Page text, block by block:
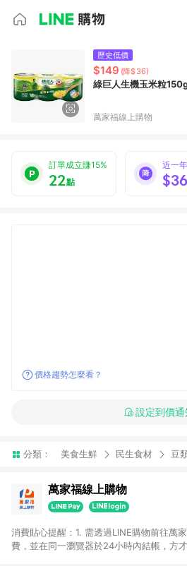
歷史低價
$149 (降$36)
綠巨人生機玉米粒
萬家福線上購物
訂單成立賺15%
22點
近一
$36
價格趨勢怎麼看？
設定到價通
分類： 美食生鮮 民生食材 豆
萬家福線上購物
消費貼心提醒：1. 需透過LINE購物前往萬
費，並在同一瀏覽器於24小時內結帳，方